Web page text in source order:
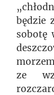
będzie
sobotę
ze